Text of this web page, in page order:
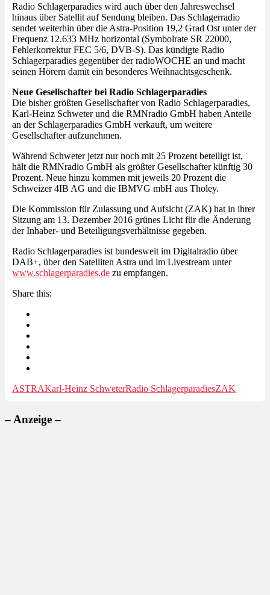
Radio Schlagerparadies wird auch über den Jahreswechsel
hinaus über Satellit auf Sendung bleiben. Das Schlagerradio
sendet weiterhin über die Astra-Position 19,2 Grad Ost unter der
Frequenz 12.633 MHz horizontal (Symbolrate SR 22000,
Fehlerkorrektur FEC 5/6, DVB-S). Das kündigte Radio
Schlagerparadies gegenüber der radioWOCHE an und macht
seinen Hörern damit ein besonderes Weihnachtsgeschenk.
Neue Gesellschafter bei Radio Schlagerparadies
Die bisher größten Gesellschafter von Radio Schlagerparadies,
Karl-Heinz Schweter und die RMNradio GmbH haben Anteile
an der Schlagerparadies GmbH verkauft, um weitere
Gesellschafter aufzunehmen.
Während Schweter jetzt nur noch mit 25 Prozent beteiligt ist,
hält die RMNradio GmbH als größter Gesellschafter künftig 30
Prozent. Neue hinzu kommen mit jeweils 20 Prozent die
Schweizer 4IB AG und die IBMVG mbH aus Tholey.
Die Kommission für Zulassung und Aufsicht (ZAK) hat in ihrer
Sitzung am 13. Dezember 2016 grünes Licht für die Änderung
der Inhaber- und Beteiligungsverhältnisse gegeben.
Radio Schlagerparadies ist bundesweit im Digitalradio über
DAB+, über den Satelliten Astra und im Livestream unter
www.schlagerparadies.de zu empfangen.
Share this:
ASTRAKarl-Heinz SchweterRadio SchlagerparadiesZAK
– Anzeige –